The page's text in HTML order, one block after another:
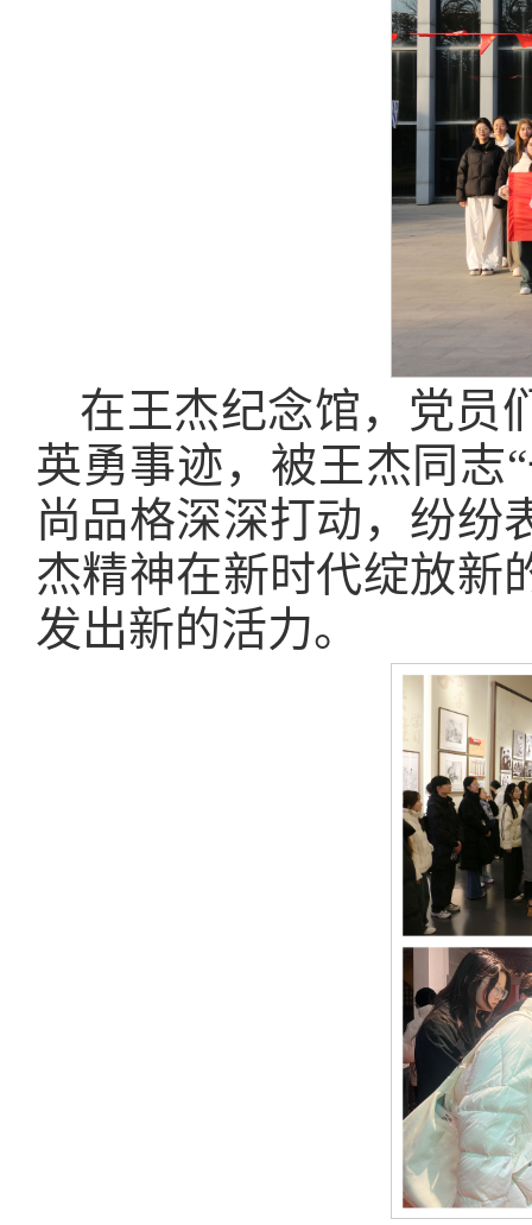
在王杰纪念馆，党员
英勇事迹，被王杰同志
尚品格深深打动，纷纷
杰精神在新时代绽放新
发出新的活力。